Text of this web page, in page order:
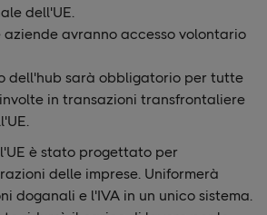
dell'UE.
aziende avranno accesso volontario
dell'hub sarà obbligatorio per tutte
in transazioni transfrontaliere
è stato progettato per
delle imprese. Uniformerà
doganali e l'IVA in un unico sistema.